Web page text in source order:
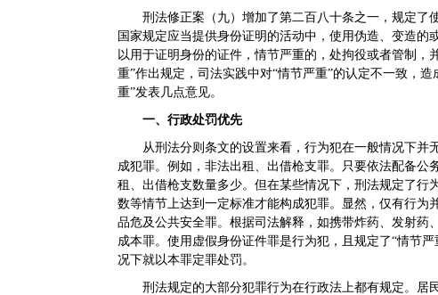
刑法修正案（九）增加了第二百八十条之一，规定了
国家规定应当提供身份证明的活动中，使用伪造、变造
以用于证明身份的证件，情节严重的，处拘役或者管制，
重”作出规定，司法实践中对“情节严重”的认定不一致，
重”发表几点意见。
一、行政处罚优先
从刑法分则条文的设置来看，行为犯在一般情况下
成犯罪。例如，非法出租、出借枪支罪。只要依法配备
租、出借枪支数量多少。但在某些情况下，刑法规定了行
数等情节上达到一定标准才能构成犯罪。显然，仅有行
品危及公共安全罪。根据司法解释，如携带炸药、发射药
成本罪。使用虚假身份证件罪是行为犯，且规定了“情节
况下就以本罪定罪处罚。
刑法规定的大部分犯罪行为在行政法上都有规定。